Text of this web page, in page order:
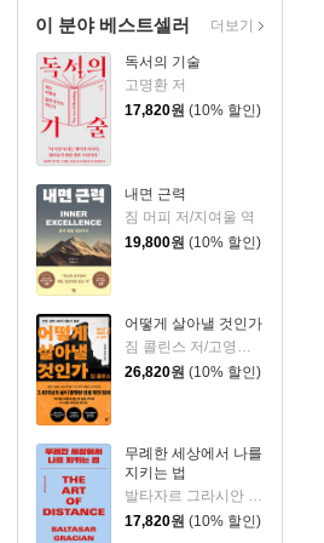
이 분야 베스트셀러
독서의 기술
고명환 저
17,820원 (10% 할인)
내면 근력
짐 머피 저/지여울 역
19,800원 (10% 할인)
어떻게 살아낼 것인가
짐 콜린스 저/고영훈,윤영호 역
26,820원 (10% 할인)
무례한 세상에서 나를
지키는 법
17,820원 (10% 할인)
더보기